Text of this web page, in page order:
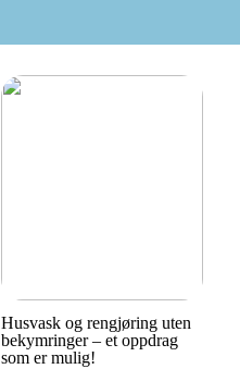
Husvask og rengjøring uten
bekymringer – et oppdrag
som er mulig!